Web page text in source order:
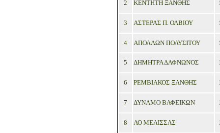
2 ΚΕΝΤΗΤΗ ΞΑΝΘΗΣ
3 ΑΣΤΕΡΑΣ Π. ΟΛΒΙΟΥ
4 ΑΠΟΛΛΩΝ ΠΟΛΥΣΙΤΟΥ
5 ΔΗΜΗΤΡΑ ΔΑΦΝΩΝΟΣ
6 ΡΕΜΒΙΑΚΟΣ ΞΑΝΘΗΣ
7 ΔΥΝΑΜΟ ΒΑΦΕΙΚΩΝ
8 ΑΟ ΜΕΛΙΣΣΑΣ